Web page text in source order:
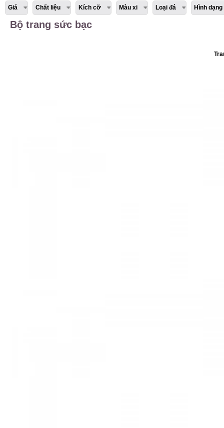
Giá Chất liệu Kích cỡ Màu xi Loại đá Hình dạng
Bộ trang sức bạc